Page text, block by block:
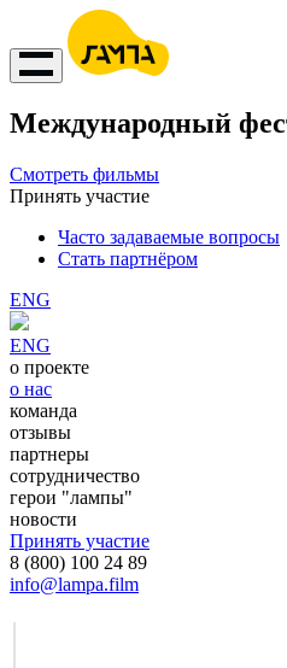
Международный
Смотреть фильмы
Принять участие
Часто задаваемые вопросы
Стать партнёром
ENG
ENG
о проекте
о нас
команда
отзывы
партнеры
сотрудничество
герои "лампы"
новости
Принять участие
8 (800) 100 24 89
info@lampa.film